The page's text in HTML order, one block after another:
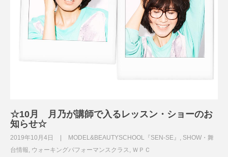
☆10月 月乃が講師で入るレッスン・ショーのお
知らせ☆
2019年10月4日 MODEL&BEAUTYSCHOOL『SEN-SE』 , SHOW・舞
台情報, ウォーキングパフォーマンスクラス , ＷＰＣ